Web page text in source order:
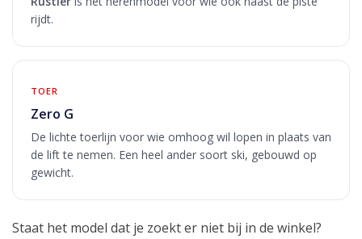
rijdt.
TOER
Zero G
De lichte toerlijn voor wie omhoog wil lopen in plaats van
de lift te nemen. Een heel ander soort ski, gebouwd op
gewicht.
Staat het model dat je zoekt er niet bij in de winkel?